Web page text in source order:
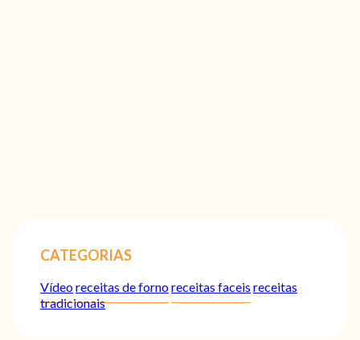
CATEGORIAS
Vídeoreceitas de fornoreceitas faceis receitas
tradicionais